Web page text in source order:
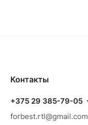
Контакты
+375 29 385-79-05
forbest.rtl@gmail.com